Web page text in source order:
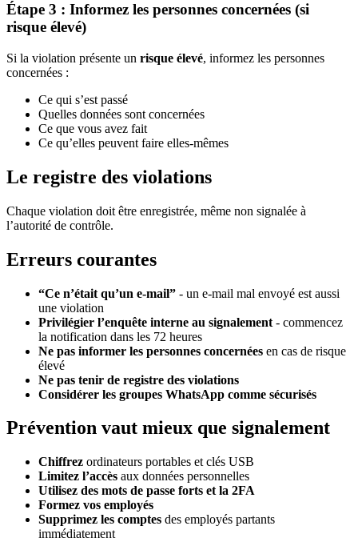
Étape 3 : Informez les personnes concernées (si
risque élevé)
Si la violation présente un risque élevé, informez les personnes
concernées :
Ce qui s’est passé
Quelles données sont concernées
Ce que vous avez fait
Ce qu’elles peuvent faire elles-mêmes
Le registre des violations
Chaque violation doit être enregistrée, même non signalée à
l’autorité de contrôle.
Erreurs courantes
“Ce n’était qu’un e-mail” - un e-mail mal envoyé est aussi
une violation
Privilégier l’enquête interne au signalement - commencez
la notification dans les 72 heures
Ne pas informer les personnes concernées en cas de risque
élevé
Ne pas tenir de registre des violations
Considérer les groupes WhatsApp comme sécurisés
Prévention vaut mieux que signalement
Chiffrez ordinateurs portables et clés USB
Limitez l’accès aux données personnelles
Utilisez des mots de passe forts et la 2FA
Formez vos employés
Supprimez les comptes des employés partants
immédiatement